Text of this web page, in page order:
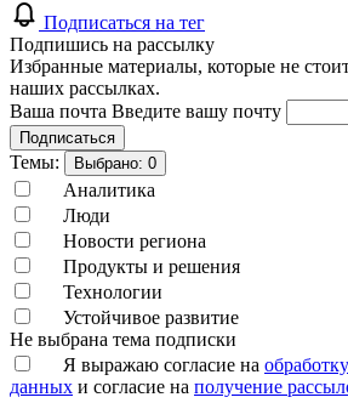
Подписаться на тег
Подпишись на рассылку
Избранные материалы, которые не
наших рассылках.
Ваша почта Введите вашу почту
Подписаться
Темы: Выбрано: 0
Аналитика
Люди
Новости региона
Продукты и решения
Технологии
Устойчивое развитие
Не выбрана тема подписки
Я выражаю согласие на
данных и согласие на получение